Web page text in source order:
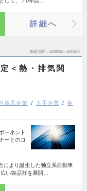
詳細へ
掲載期間 26/08/05～26/09/07
＜熱・排気関
資系企業 大手企業
英
ーネント
ーとのコ
により誕生した独立系自動車
い製品群を展開…